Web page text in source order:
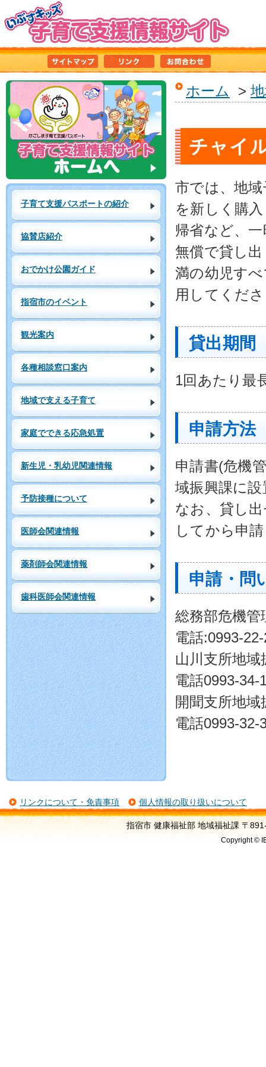
子育て支援パスポートの紹介
協賛店紹介
おでかけ公園ガイド
指宿市のイベント
観光案内
各種相談窓口案内
地域で支える子育て
家庭でできる応急処置
新生児・乳幼児関連情報
予防接種について
医師会関連情報
薬剤師会関連情報
歯科医師会関連情報
ホーム >
チャイ
市では、地
を新しく購
帰省など、
無償で貸し
満の幼児す
用してくだ
貸出期間
1回あたり最
申請方法
申請書(危機
域振興課に
なお、貸し
してから申
申請・問
総務部危機管
電話:0993-
山川支所地域
電話0993-34-
開聞支所地
電話0993-32-
リンクについて・免責事項 個人情報の取り扱いについて
指宿市 健康福祉部 地域福祉課 〒
Copyright ©